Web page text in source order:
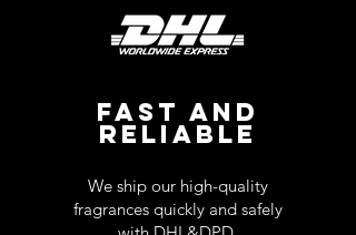
FAST AND
RELIABLE
We ship our high-quality
fragrances quickly and safely